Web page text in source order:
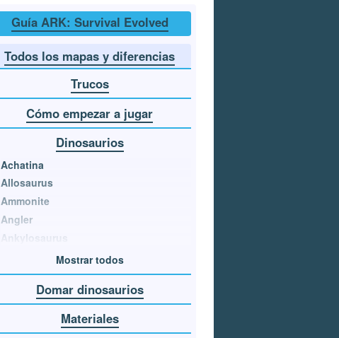
Guía ARK: Survival Evolved
Todos los mapas y diferencias
Trucos
Cómo empezar a jugar
Dinosaurios
Achatina
Allosaurus
Ammonite
Angler
Ankylosaurus
Mostrar todos
Domar dinosaurios
Materiales